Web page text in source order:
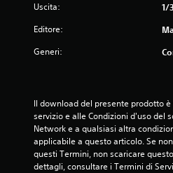
Uscita: 1/
Editore:
Generi:
Il download del presente prodotto
servizio e alle Condizioni d'uso del
Network e a qualsiasi altra
applicabile a questo articolo. Se
questi Termini, non scaricare
dettagli, consultare i Termini di